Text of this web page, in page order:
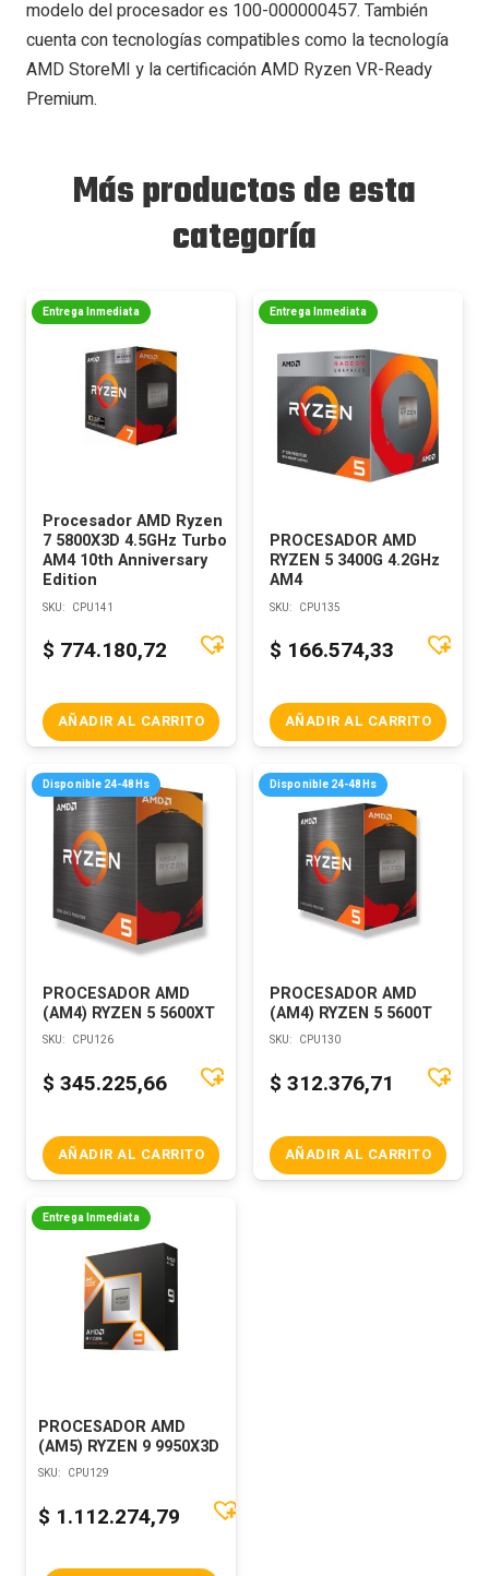
modelo del procesador es 100-000000457. También
cuenta con tecnologías compatibles como la tecnología
AMD StoreMI y la certificación AMD Ryzen VR-Ready
Premium.
Más productos de esta
categoría
Entrega Inmediata
Procesador AMD Ryzen
7 5800X3D 4.5GHz Turbo
AM4 10th Anniversary
Edition
SKU: CPU141
$ 774.180,72
AÑADIR AL CARRITO
Entrega Inmediata
PROCESADOR AMD
RYZEN 5 3400G 4.2GHz
AM4
SKU: CPU135
$ 166.574,33
AÑADIR AL CARRITO
Disponible 24-48Hs
PROCESADOR AMD
(AM4) RYZEN 5 5600XT
SKU: CPU126
$ 345.225,66
AÑADIR AL CARRITO
Disponible 24-48Hs
PROCESADOR AMD
(AM4) RYZEN 5 5600T
SKU: CPU130
$ 312.376,71
AÑADIR AL CARRITO
Entrega Inmediata
PROCESADOR AMD
(AM5) RYZEN 9 9950X3D
SKU: CPU129
$ 1.112.274,79